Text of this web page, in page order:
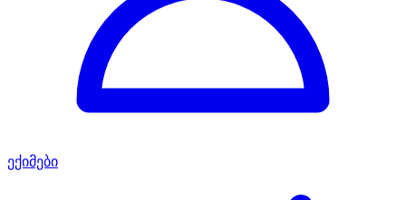
ექიმები